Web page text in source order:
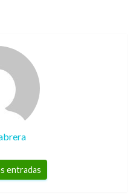
entradas